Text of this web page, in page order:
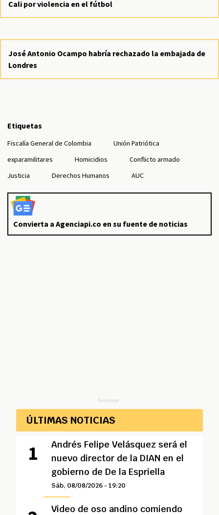
Cali por violencia en el fútbol
José Antonio Ocampo habría rechazado la embajada de
Londres
Etiquetas
Fiscalía General de Colombia
Unión Patriótica
exparamilitares
Homicidios
Conflicto armado
Justicia
Derechos Humanos AUC
Convierta a Agenciapi.co en su fuente de noticias
Publicidad
ÚLTIMAS NOTICIAS
Andrés Felipe Velásquez será el
nuevo director de la DIAN en el
gobierno de De la Espriella
Sáb, 08/08/2026 - 19:20
Video de oso andino comiendo